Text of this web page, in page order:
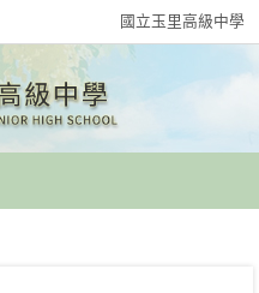
國立玉里高級中學